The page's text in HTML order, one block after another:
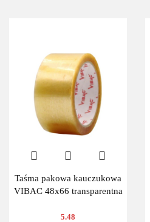
Taśma pakowa kauczukowa
VIBAC 48x66 transparentna
5.48